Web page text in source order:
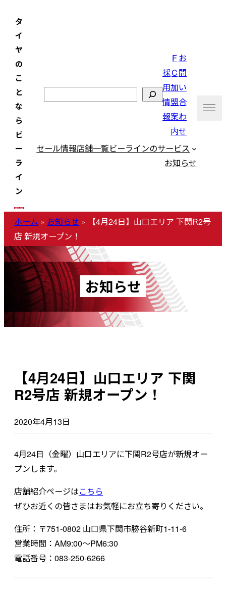
タ
イ
ヤ
の
こ
と
な
ら
ビ
ー
ラ
イ
ン
採
用
情
報
F
C
加
盟
案
内
お
問
い
合
わ
せ
セール情報店舗一覧ビーラインのサービス
お知らせ
ホーム » お知らせ »
【4月24日】山口エリア 下関R2号
店 新規オープン！
お知らせ
【4月24日】山口エリア 下関
R2号店 新規オープン！
2020年4月13日
4月24日（金曜）山口エリアに下関R2号店が新規オー
プンします。
店舗紹介ページはこちら
ぜひお近くの皆さまはお気軽にお立ち寄りください。
住所：〒751-0802 山口県下関市勝谷新町1-11-6
営業時間：AM9:00～PM6:30
電話番号：083-250-6266